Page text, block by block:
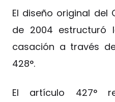
El diseño original del
de 2004 estructuró
casación a través
428°.
El artículo 427°